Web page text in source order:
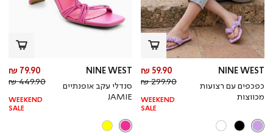
NINE WEST
כפכפים עם רצועות
מכווצות
מחיר
מוצר
59.90 ₪
מחיר
רגיל
299.90 ₪
WEEKEND
SALE
NINE WEST
סנדלי עקב אופנתיים
JAMIE
79.90 ₪
449.90 ₪
WEEKEND
SALE